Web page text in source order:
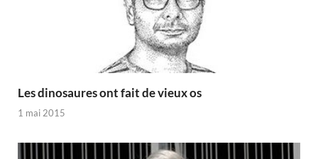
Les dinosaures ont fait de vieux os
1 mai 2015